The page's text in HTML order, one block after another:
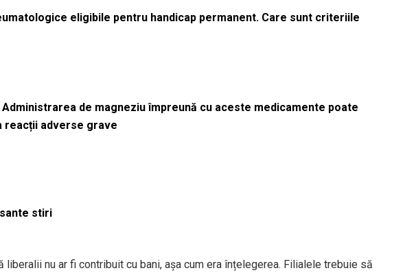
eligibile pentru handicap permanent. Care sunt criteriile
de magneziu împreună cu aceste medicamente poate
reacții adverse grave
stiri
liberalii nu ar fi contribuit cu bani, așa cum era înțelegerea. Filialele trebuie să